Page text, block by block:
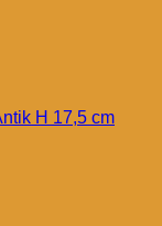
H 17,5 cm